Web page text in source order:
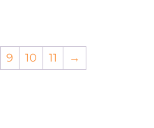
9 10 11 →